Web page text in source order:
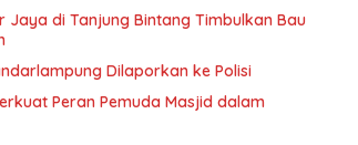
Jaya di Tanjung Bintang Timbulkan Bau
Dilaporkan ke Polisi
Peran Pemuda Masjid dalam